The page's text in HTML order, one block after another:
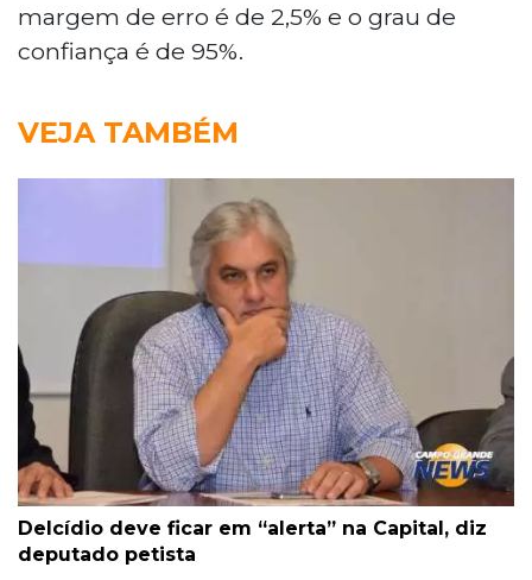
margem de erro é de 2,5% e o grau de
confiança é de 95%.
VEJA TAMBÉM
Delcídio deve ficar em “alerta” na Capital, diz
deputado petista